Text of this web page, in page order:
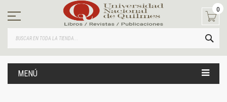
contenido
0
MENÚ